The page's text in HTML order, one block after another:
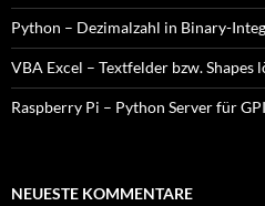
Python – Dezimalzahl in Binary-
VBA Excel – Textfelder bzw. Shapes
Raspberry Pi – Python Server für
NEUESTE KOMMENTARE